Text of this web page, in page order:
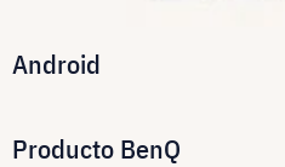
Android
Producto BenQ